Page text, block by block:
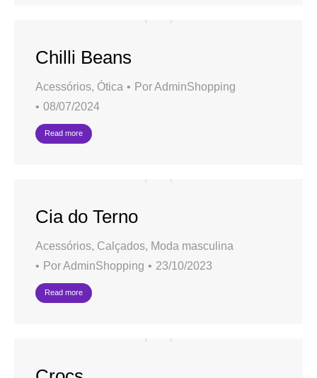
Chilli Beans
Acessórios, Ótica PorAdminShopping
08/07/2024
Read more
Cia do Terno
Acessórios, Calçados, Moda masculina
PorAdminShopping 23/10/2023
Read more